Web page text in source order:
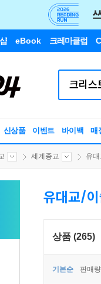
eBook 크레마클럽
신상품 이벤트 바이백 매
세계종교 유
유대교/
상품 (265)
기본순 판매